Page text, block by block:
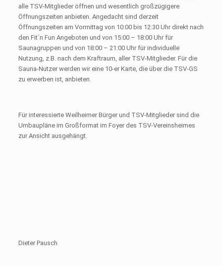
alle TSV-Mitglieder öffnen und wesentlich großzügigere
Öffnungszeiten anbieten. Angedacht sind derzeit
Öffnungszeiten am Vormittag von 10:00 bis 12:30 Uhr direkt nach
den Fit´n Fun Angeboten und von 15:00 – 18:00 Uhr für
Saunagruppen und von 18:00 – 21:00 Uhr für individuelle
Nutzung, z.B. nach dem Kraftraum, aller TSV-Mitglieder. Für die
Sauna-Nutzer werden wir eine 10-er Karte, die über die TSV-GS
zu erwerben ist, anbieten.
Für interessierte Weilheimer Bürger und TSV-Mitglieder sind die
Umbaupläne im Großformat im Foyer des TSV-Vereinsheimes
zur Ansicht ausgehängt.
Dieter Pausch